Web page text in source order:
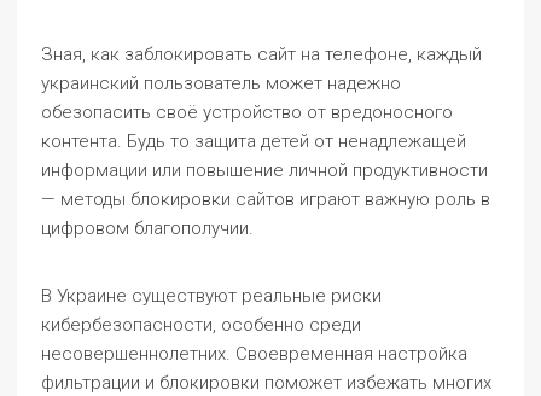
Зная, как заблокировать сайт на телефоне, каждый
украинский пользователь может надежно
обезопасить своё устройство от вредоносного
контента. Будь то защита детей от ненадлежащей
информации или повышение личной продуктивности
— методы блокировки сайтов играют важную роль в
цифровом благополучии.
В Украине существуют реальные риски
кибербезопасности, особенно среди
несовершеннолетних. Своевременная настройка
фильтрации и блокировки поможет избежать многих